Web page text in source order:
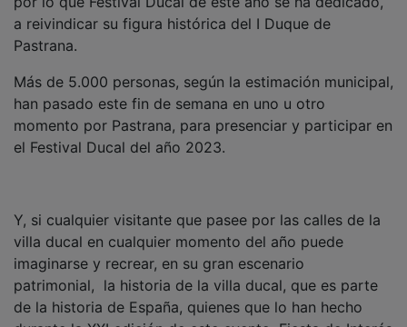
a reivindicar su figura histórica del I Duque de
Pastrana.
han pasado este fin de semana en uno u otro
momento por Pastrana, para presenciar y participar en
el Festival Ducal del año 2023.
villa ducal en cualquier momento del año puede
imaginarse y recrear, en su gran escenario
patrimonial, la historia de la villa ducal, que es parte
de la historia de España, quienes que lo han hecho
durante la XXI edición de este evento, Fiesta de Interés